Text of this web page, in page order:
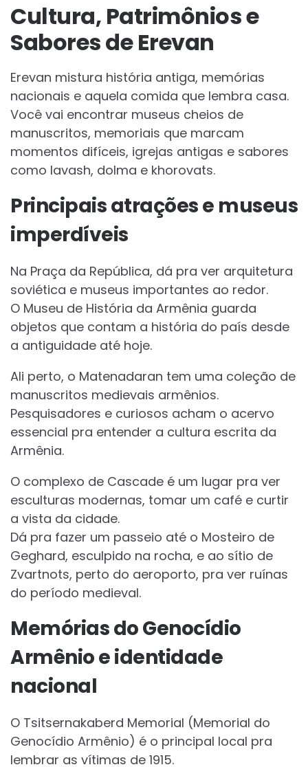
Cultura, Patrimônios e
Sabores de Erevan
Erevan mistura história antiga, memórias
nacionais e aquela comida que lembra casa.
Você vai encontrar museus cheios de
manuscritos, memoriais que marcam
momentos difíceis, igrejas antigas e sabores
como lavash, dolma e khorovats.
Principais atrações e museus
imperdíveis
Na Praça da República, dá pra ver arquitetura
soviética e museus importantes ao redor.
O Museu de História da Armênia guarda
objetos que contam a história do país desde
a antiguidade até hoje.
Ali perto, o Matenadaran tem uma coleção de
manuscritos medievais armênios.
Pesquisadores e curiosos acham o acervo
essencial pra entender a cultura escrita da
Armênia.
O complexo de Cascade é um lugar pra ver
esculturas modernas, tomar um café e curtir
a vista da cidade.
Dá pra fazer um passeio até o Mosteiro de
Geghard, esculpido na rocha, e ao sítio de
Zvartnots, perto do aeroporto, pra ver ruínas
do período medieval.
Memórias do Genocídio
Armênio e identidade
nacional
O Tsitsernakaberd Memorial (Memorial do
Genocídio Armênio) é o principal local pra
lembrar as vítimas de 1915.